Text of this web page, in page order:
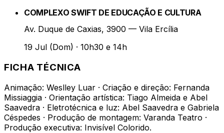
COMPLEXO SWIFT DE EDUCAÇÃO E CULTURA
Av. Duque de Caxias, 3900 — Vila Ercília
19 Jul (Dom) · 10h30 e 14h
FICHA TÉCNICA
Animação: Weslley Luar · Criação e direção: Fernanda
Missiaggia · Orientação artística: Tiago Almeida e Abel
Saavedra · Eletrotécnica e luz: Abel Saavedra e Gabriela
Céspedes · Produção de montagem: Varanda Teatro ·
Produção executiva: Invisível Colorido.